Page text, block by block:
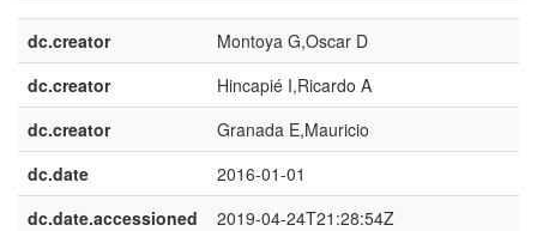
dc.creator
Montoya G,Oscar D
dc.creator
Hincapié I,Ricardo A
dc.creator
Granada E,Mauricio
dc.date
2016-01-01
dc.date.accessioned
2019-04-24T21:28:54Z